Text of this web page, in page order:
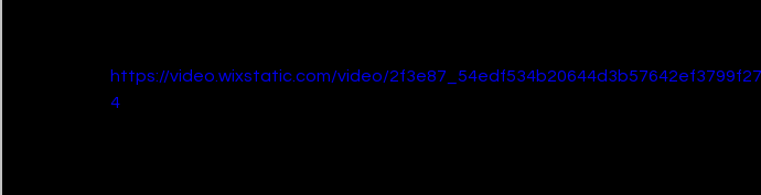
https://video.wixstatic.com/video/
4